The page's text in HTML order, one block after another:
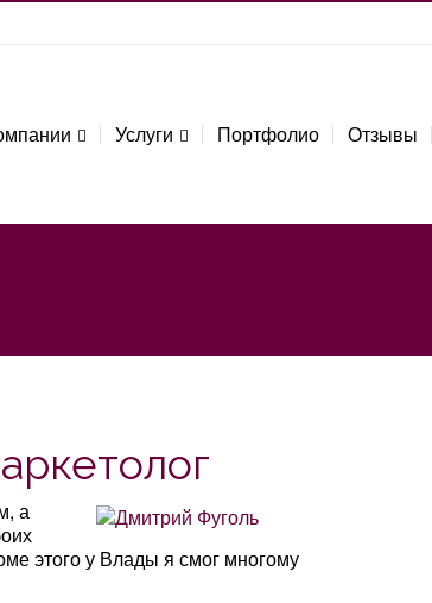
Услуги Портфолио Отзывы
а
этого у Влады я смог многому